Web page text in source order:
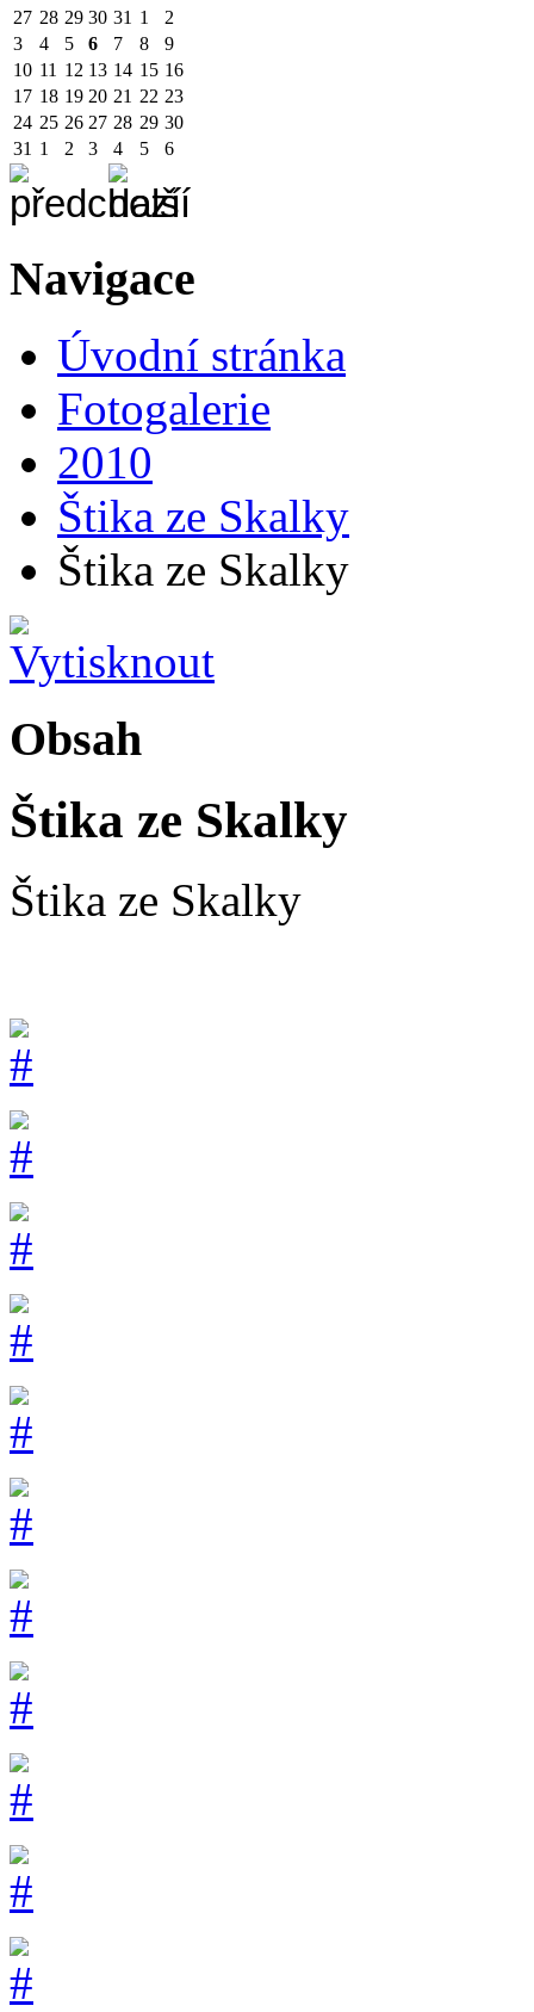
27 28 29 30 31 1
2
3
4 5 6 7 8
9
10 11 12 13 14 15 16
17 18 19 20 21 22 23
24 25 26 27 28 29 30
31 1 2 3 4 5 6
Navigace
Úvodní stránka
Fotogalerie
2010
Štika ze Skalky
Štika ze Skalky
Obsah
Štika ze Skalky
Štika ze Skalky